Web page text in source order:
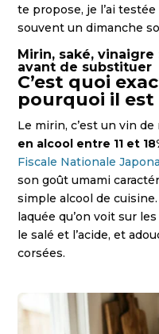
te propose, je l’ai
souvent un dimanche
Mirin, saké,
avant de substituer
C’est quoi
pourquoi il
Le mirin, c’est un vin
en alcool entre 11 et
Fiscale Nationale
son goût umami
simple alcool de
laquée qu’on voit sur
le salé et l’acide, et
corsées.